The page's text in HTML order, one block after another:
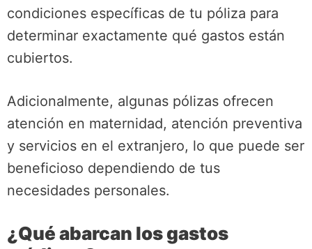
condiciones específicas de tu póliza para
determinar exactamente qué gastos están
cubiertos.
Adicionalmente, algunas pólizas ofrecen
atención en maternidad, atención preventiva
y servicios en el extranjero, lo que puede ser
beneficioso dependiendo de tus
necesidades personales.
¿Qué abarcan los gastos